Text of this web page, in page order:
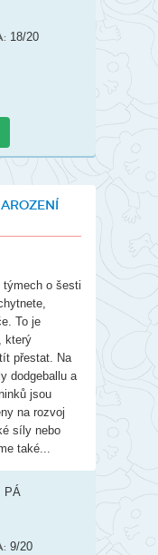
18/20
týmech o šesti
To je
který
přestat. Na
dodgeballu a
jsou
na rozvoj
síly nebo
také...
PÁ
9/20